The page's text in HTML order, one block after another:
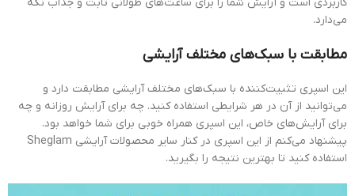
می‌دارد.
مطابقت با سبک‌های مختلف آرایشی
این اسپری تثبیت‌کننده با سبک‌های مختلف آرایشی مطابقت دارد و
می‌توانید از آن در هر شرایطی استفاده کنید. چه برای آرایش روزانه و چه
برای آرایش‌های خاص، این اسپری همراه خوبی برای شما خواهد بود.
پیشنهاد می‌کنم از این اسپری در کنار سایر محصولات آرایشی Sheglam
استفاده کنید تا بهترین نتیجه را بگیرید.